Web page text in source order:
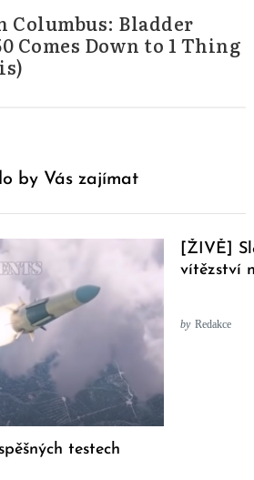
Columbus: Bladder
Comes Down to 1 Thing
by Vás zajímat
testech
[ŽIVĚ]
vítězství
by Redakce